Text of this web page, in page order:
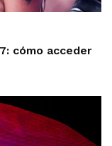
cómo acceder